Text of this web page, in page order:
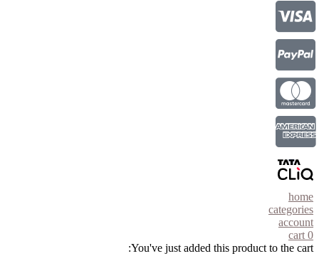
home
categories
account
0
cart
You've just added this product to the cart: